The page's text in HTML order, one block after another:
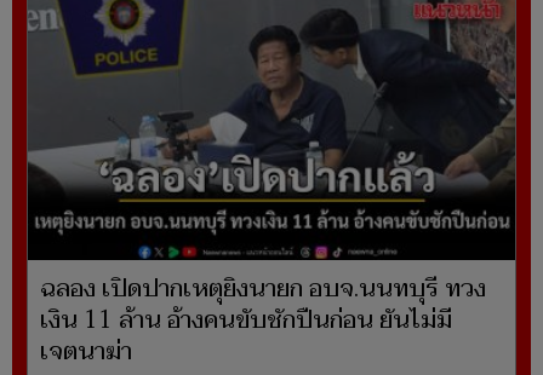
ฉลอง เปิดปากเหตุยิงนายก อบจ.นนทบุรี ทวง
เงิน 11 ล้าน อ้างคนขับชักปืนก่อน ยันไม่มี
เจตนาฆ่า